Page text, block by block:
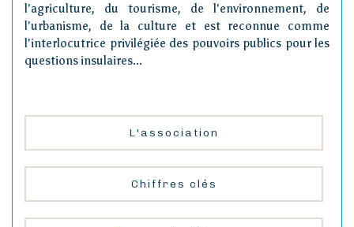
l'agriculture, du tourisme, de l'environnement, de
l'urbanisme, de la culture et est reconnue comme
l'interlocutrice privilégiée des pouvoirs publics pour les
questions insulaires...
L'association
Chiffres clés